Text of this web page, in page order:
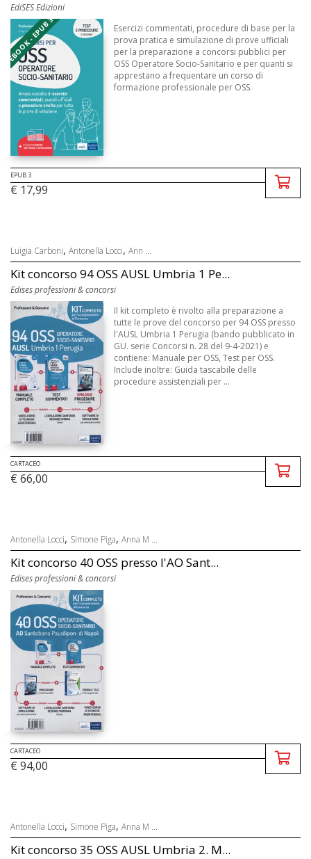
EdiSES Edizioni
EBOOK - EPUB 3
Esercizi commentati, procedure di base per la
prova pratica e simulazione di prove ufficiali
per la preparazione a concorsi pubblici per
OSS Operatore Socio-Sanitario e per quanti si
apprestano a frequentare un corso di
formazione professionale per OSS.
EPUB 3
€ 17,99
Luigia Carboni, Antonella Locci, Ann ...
Kit concorso 94 OSS AUSL Umbria 1 Pe...
Edises professioni & concorsi
Il kit completo è rivolto alla preparazione a
tutte le prove del concorso per 94 OSS presso
l'AUSL Umbria 1 Perugia (bando pubblicato in
GU. serie Concorsi n. 28 del 9-4-2021) e
contiene: Manuale per OSS, Test per OSS.
Include inoltre: Guida tascabile delle
procedure assistenziali per ...
CARTACEO
€ 66,00
Antonella Locci, Simone Piga, Anna M ...
Kit concorso 40 OSS presso l'AO Sant...
Edises professioni & concorsi
CARTACEO
€ 94,00
Antonella Locci, Simone Piga, Anna M ...
Kit concorso 35 OSS AUSL Umbria 2. M...